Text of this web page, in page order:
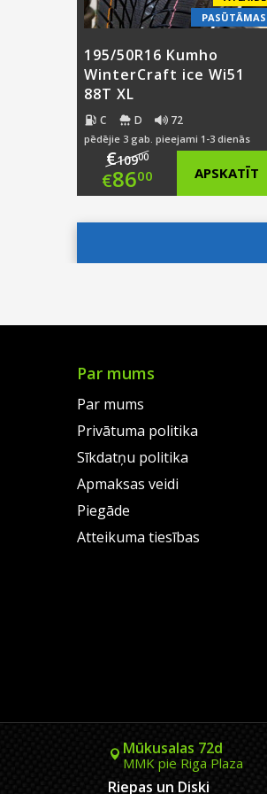
PASŪTĀMAS
195/50R16 Kumho
WinterCraft ice Wi51
88T XL
C D 72
pēdējie 3 gab. pieejami 1-3 dienās
€10900
Original
€8600 APSKATĪT
Par mums
Par mums
Privātuma politika
Sīkdatņu politika
Apmaksas veidi
Piegāde
Atteikuma tiesības
Mūkusalas 72d
MMK pie Riga Plaza
Riepas un Diski